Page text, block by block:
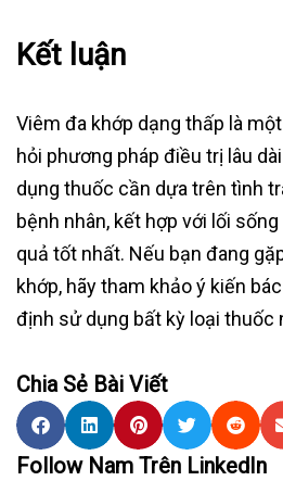
Kết luận
Viêm đa khớp dạng thấp là
hỏi phương pháp điều trị lâu
dụng thuốc cần dựa trên tình
bệnh nhân, kết hợp với lối
quả tốt nhất. Nếu bạn đang
khớp, hãy tham khảo ý kiến
định sử dụng bất kỳ loại thuốc
Chia Sẻ Bài Viết
Follow Nam Trên LinkedIn